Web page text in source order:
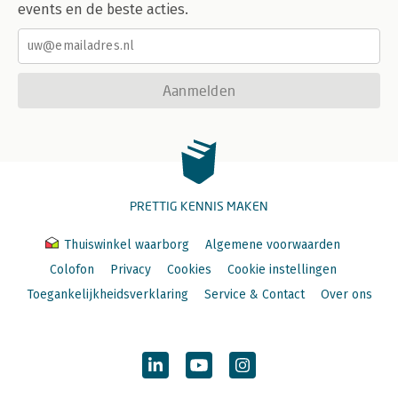
events en de beste acties.
Aanmelden
PRETTIG KENNIS MAKEN
Thuiswinkel waarborg
Algemene voorwaarden
Colofon
Privacy Cookies
Cookie instellingen
Toegankelijkheidsverklaring
Service & Contact Over ons